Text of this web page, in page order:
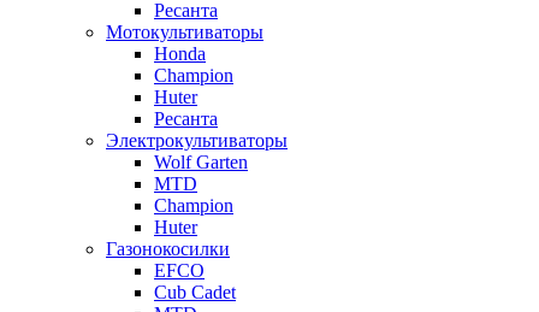
Ресанта
Мотокультиваторы
Honda
Champion
Huter
Ресанта
Электрокультиваторы
Wolf Garten
MTD
Champion
Huter
Газонокосилки
EFCO
Cub Cadet